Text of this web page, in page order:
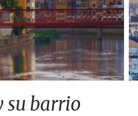
su barrio